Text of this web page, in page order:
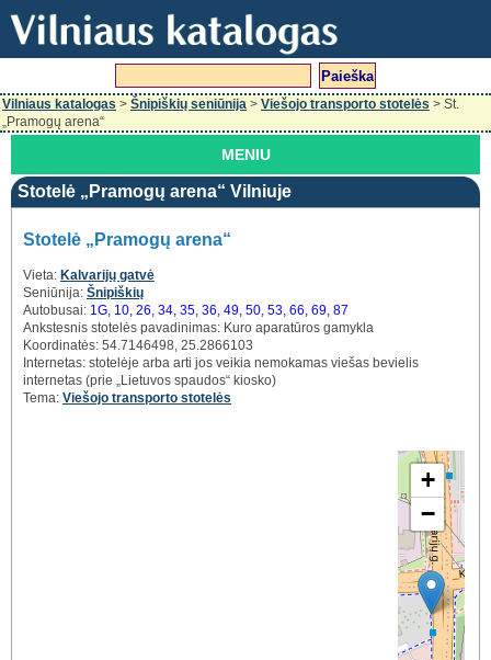
Vilniaus katalogas > Šnipiškių seniūnija > Viešojo transporto stotelės > St.
„Pramogų arena“
MENIU
Stotelė „Pramogų arena“ Vilniuje
Stotelė „Pramogų arena“
Vieta: Kalvarijų gatvė
Seniūnija: Šnipiškių
Autobusai: 1G, 10, 26, 34, 35, 36, 49, 50, 53, 66, 69, 87
Ankstesnis stotelės pavadinimas: Kuro aparatūros gamykla
Koordinatės: 54.7146498, 25.2866103
Internetas: stotelėje arba arti jos veikia nemokamas viešas bevielis
internetas (prie „Lietuvos spaudos“ kiosko)
Tema: Viešojo transporto stotelės
+
−